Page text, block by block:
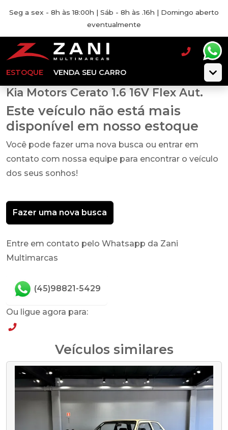
Seg a sex - 8h às 18:00h | Sáb - 8h às .16h | Domingo aberto
eventualmente
ESTOQUE VENDA SEU CARRO
Kia Motors Cerato 1.6 16V Flex Aut.
Este veículo não está mais
disponível em nosso estoque
Você pode fazer uma nova busca ou entrar em
contato com nossa equipe para encontrar o veículo
dos seus sonhos!
Fazer uma nova busca
Entre em contato pelo Whatsapp da Zani
Multimarcas
(45)98821-5429
Ou ligue agora para:
Veículos similares